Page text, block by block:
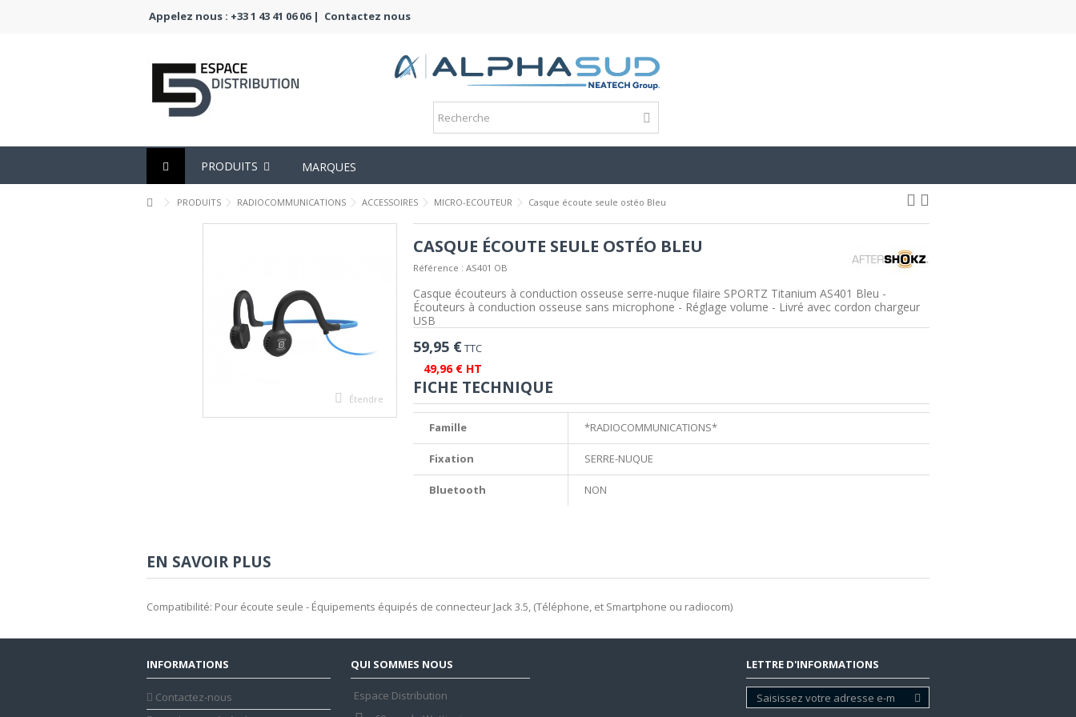
Appelez nous : +33 1 43 41 06 06 | Contactez nous
PRODUITS MARQUES
PRODUITS RADIOCOMMUNICATIONS ACCESSOIRES MICRO-ECOUTEUR Casque écoute seule ostéo Bleu
Étendre
CASQUE ÉCOUTE SEULE OSTÉO BLEU
Référence : AS401 OB
Casque écouteurs à conduction osseuse serre-nuque filaire SPORTZ Titanium AS401 Bleu -
Écouteurs à conduction osseuse sans microphone - Réglage volume - Livré avec cordon chargeur
USB
59,95 €TTC
49,96 € HT
FICHE TECHNIQUE
Famille *RADIOCOMMUNICATIONS*
Fixation SERRE-NUQUE
Bluetooth NON
EN SAVOIR PLUS
Compatibilité: Pour écoute seule - Équipements équipés de connecteur Jack 3.5, (Téléphone, et Smartphone ou radiocom)
INFORMATIONS
Contactez-nous
QUI SOMMES NOUS
Espace Distribution
LETTRE D'INFORMATIONS